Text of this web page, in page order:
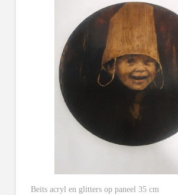
Beits acryl en glitters op paneel 35 cm